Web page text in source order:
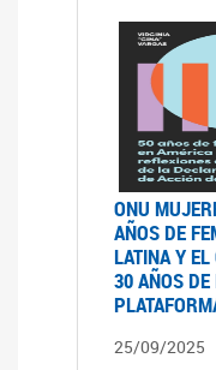
ONU
AÑOS DE
LATINA Y EL
30 AÑOS
25/09/2025